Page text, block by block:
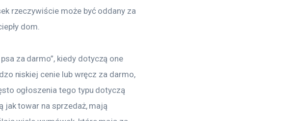
rzeczywiście może być oddany za
dom.
za darmo”, kiedy dotyczą one
niskiej cenie lub wręcz za darmo,
ogłoszenia tego typu dotyczą
jak towar na sprzedaż, mają